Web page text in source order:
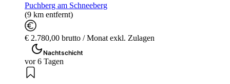
Puchberg am Schneeberg
(9 km entfernt)
€ 2.780,00 brutto / Monat exkl. Zulagen
Nachtschicht
vor 6 Tagen